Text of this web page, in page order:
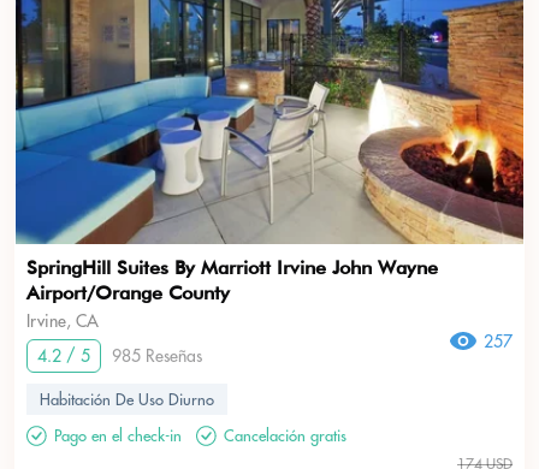
SpringHill Suites By Marriott Irvine John Wayne
Airport/Orange County
Irvine, CA
4.2 / 5
985 Reseñas
257
Habitación De Uso Diurno
Pago en el check-in
Cancelación gratis
174 USD